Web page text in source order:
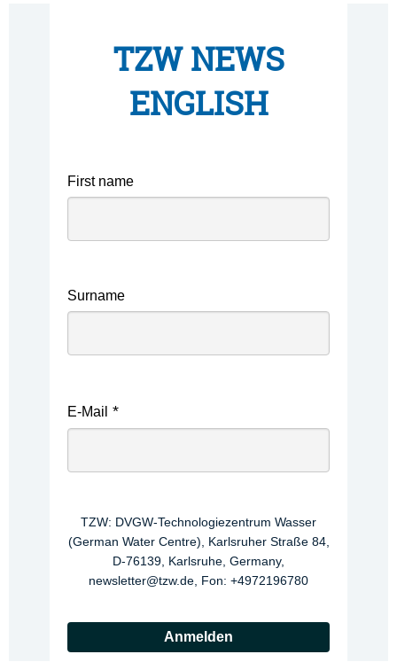
TZW NEWS
ENGLISH
First name
Surname
E-Mail
TZW: DVGW-Technologiezentrum Wasser
(German Water Centre), Karlsruher Straße 84,
D-76139, Karlsruhe, Germany,
newsletter@tzw.de, Fon: +4972196780
Anmelden